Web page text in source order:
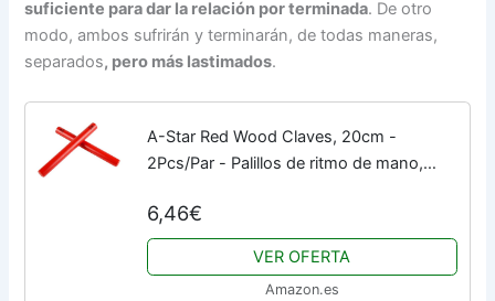
suficiente para dar la relación por terminada. De otro
modo, ambos sufrirán y terminarán, de todas maneras,
separados, pero más lastimados.
A-Star Red Wood Claves, 20cm -
2Pcs/Par - Palillos de ritmo de mano,
6,46€
VER OFERTA
Amazon.es